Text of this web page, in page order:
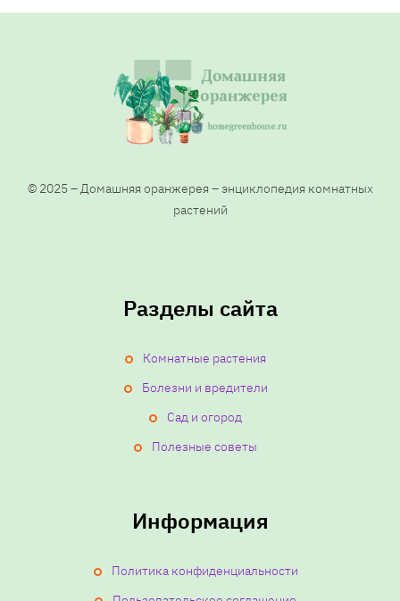
© 2025 – Домашняя оранжерея – энциклопедия комнатных
растений
Разделы сайта
Комнатные растения
Болезни и вредители
Сад и огород
Полезные советы
Информация
Политика конфиденциальности